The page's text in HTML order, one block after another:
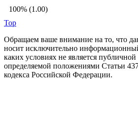
100% (1.00)
Top
Обращаем ваше внимание на то, что
носит исключительно
каких условиях не является
определяемой положениями Статьи
кодекса Российской Федерации.